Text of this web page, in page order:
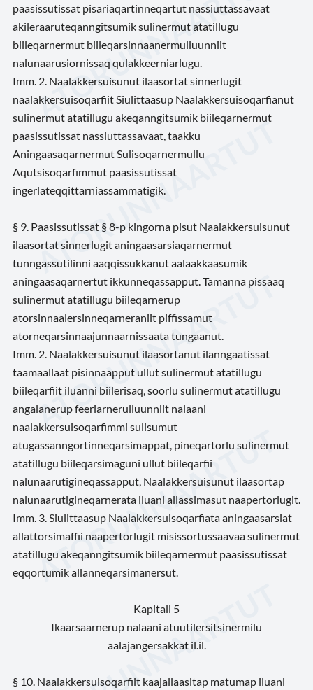
paasissutissat pisariaqartinneqartut nassiuttassavaat
akileraaruteqanngitsumik sulinermut atatillugu
biileqarnermut biileqarsinnaanermulluunniit
nalunaarusiornissaq qulakkeerniarlugu.
Imm. 2. Naalakkersuisunut ilaasortat sinnerlugit
naalakkersuisoqarfiit Siulittaasup Naalakkersuisoqarfianut
sulinermut atatillugu akeqanngitsumik biileqarnermut
paasissutissat nassiuttassavaat, taakku
Aningaasaqarnermut Sulisoqarnermullu
Aqutsisoqarfimmut paasissutissat
ingerlateqqittarniassammatigik.
§ 9. Paasissutissat § 8-p kingorna pisut Naalakkersuisunut
ilaasortat sinnerlugit aningaasarsiaqarnermut
tunngassutilinni aaqqissukkanut aalaakkaasumik
aningaasaqarnertut ikkunneqassapput. Tamanna pissaaq
sulinermut atatillugu biileqarnerup
atorsinnaalersinneqarneraniit piffissamut
atorneqarsinnaajunnaarnissaata tungaanut.
Imm. 2. Naalakkersuisunut ilaasortanut ilanngaatissat
taamaallaat pisinnaapput ullut sulinermut atatillugu
biileqarfiit iluanni biilerisaq, soorlu sulinermut atatillugu
angalanerup feeriarnerulluunniit nalaani
naalakkersuisoqarfimmi sulisumut
atugassanngortinneqarsimappat, pineqartorlu sulinermut
atatillugu biileqarsimaguni ullut biileqarfii
nalunaarutigineqassapput, Naalakkersuisunut ilaasortap
nalunaarutigineqarnerata iluani allassimasut naapertorlugit.
Imm. 3. Siulittaasup Naalakkersuisoqarfiata aningaasarsiat
allattorsimaffii naapertorlugit misissortussaavaa sulinermut
atatillugu akeqanngitsumik biileqarnermut paasissutissat
eqqortumik allanneqarsimanersut.
Kapitali 5
Ikaarsaarnerup nalaani atuutilersitsinermilu
aalajangersakkat il.il.
§ 10. Naalakkersuisoqarfiit kaajallaasitap matumap iluani